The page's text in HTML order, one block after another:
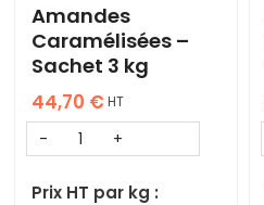
Amandes
Caramélisées –
Sachet 3 kg
44,70 €HT
Prix HT par kg :